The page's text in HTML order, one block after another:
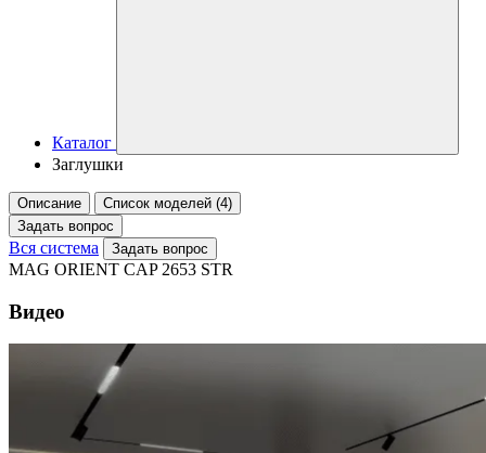
Каталог
Заглушки
Описание
Список моделей (4)
Задать вопрос
Вся система Задать вопрос
MAG ORIENT CAP 2653 STR
Видео